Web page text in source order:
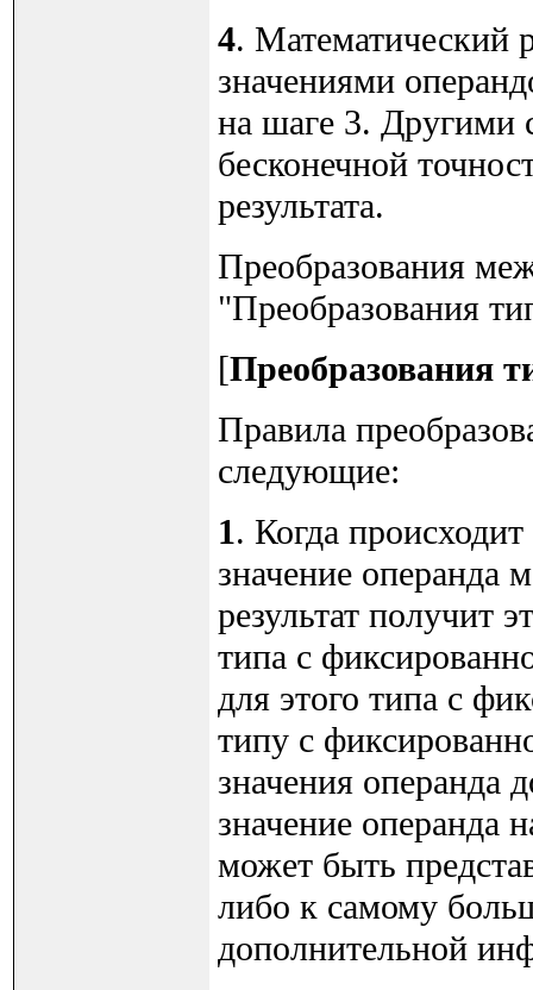
4. Математический
значениями
на шаге 3. Другими
бесконечной
результата.
Преобразования
"Преобразования
[Преобразования
Правила
следующие:
1. Когда
значение операнда
результат получит
типа с
для этого типа с
типу с
значения операнда
значение операнда
может быть
либо к самому
дополнительной